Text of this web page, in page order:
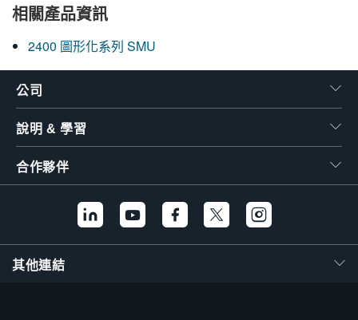
相關產品資訊
2400 圖形化系列 SMU
公司
說明 & 學習
合作夥伴
其他連結